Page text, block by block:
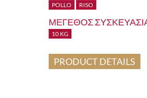
POLLO RISO
ΜΕΓΕΘΟΣ
10 KG
PRODUCT DETAILS